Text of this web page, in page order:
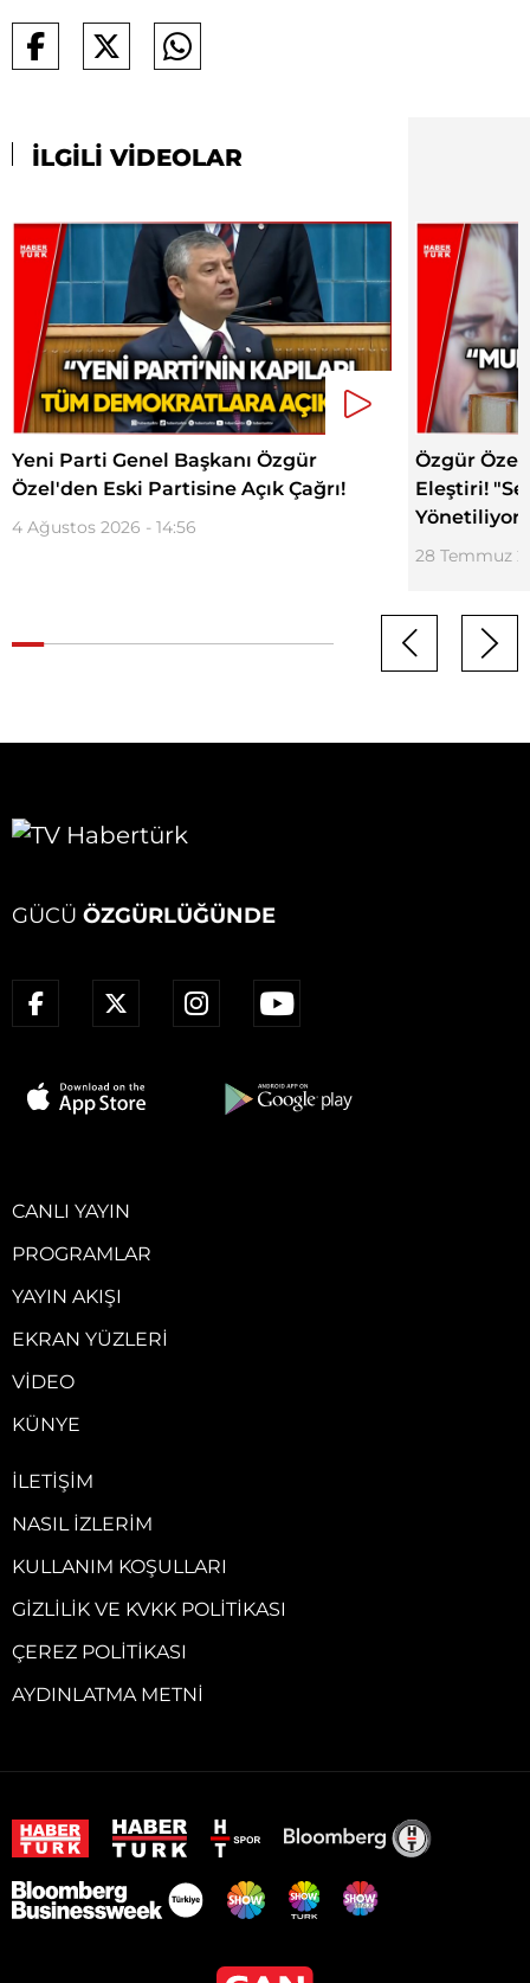
İLGİLİ VİDEOLAR
Yeni Parti Genel Başkanı Özgür
Özel'den Eski Partisine Açık Çağrı!
4 Ağustos 2026 - 14:56
Özgür
Eleştiri!
Yönetiliyor"
28 Temmuz
GÜCÜ ÖZGÜRLÜĞÜNDE
CANLI YAYIN
PROGRAMLAR
YAYIN AKIŞI
EKRAN YÜZLERI
VIDEO
KÜNYE
İLETIŞIM
NASIL İZLERIM
KULLANIM KOŞULLARI
GIZLILIK VE KVKK POLITIKASI
ÇEREZ POLITIKASI
AYDINLATMA METNI